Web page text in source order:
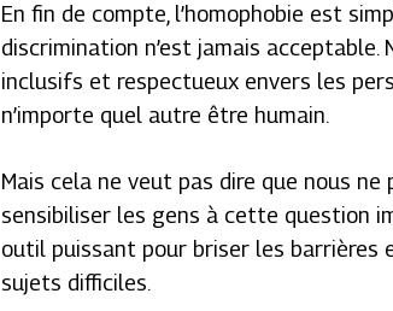
En fin de compte, l’homophobie est
discrimination n’est jamais
inclusifs et respectueux envers les
n’importe quel autre être humain.
Mais cela ne veut pas dire que nous
sensibiliser les gens à cette question
outil puissant pour briser les barrières
sujets difficiles.